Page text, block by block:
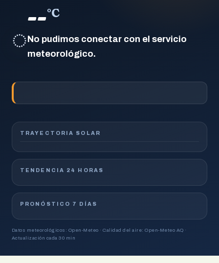
◌
--°C
No pudimos conectar con el servicio
meteorológico.
TRAYECTORIA SOLAR
TENDENCIA 24 HORAS
PRONÓSTICO 7 DÍAS
Datos meteorológicos: Open-Meteo · Calidad del aire: Open-Meteo AQ ·
Actualización cada 30 min